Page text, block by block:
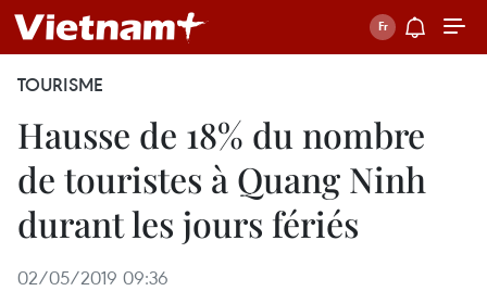
TOURISME
Hausse de 18% du nombre
de touristes à Quang Ninh
durant les jours fériés
02/05/2019 09:36